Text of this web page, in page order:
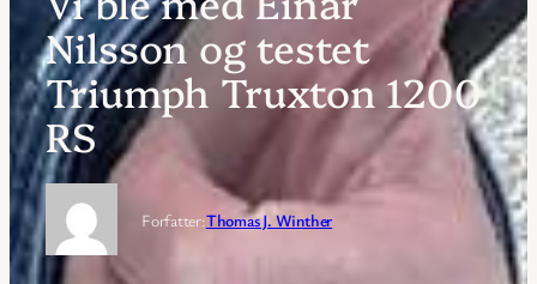
Nilsson og testet
Triumph Truxton 1200
RS
Forfatter:Thomas J. Winther